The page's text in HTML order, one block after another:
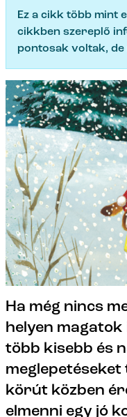
Ez a cikk több mint
cikkben szereplő
pontosak voltak,
Ha még nincs
helyen
több kisebb és
körút közben
elmenni egy jó